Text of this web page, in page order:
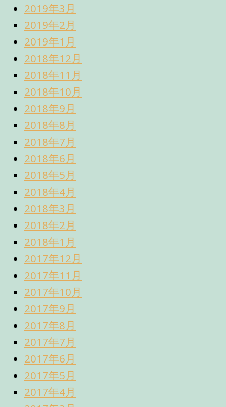
2019年3月
2019年2月
2019年1月
2018年12月
2018年11月
2018年10月
2018年9月
2018年8月
2018年7月
2018年6月
2018年5月
2018年4月
2018年3月
2018年2月
2018年1月
2017年12月
2017年11月
2017年10月
2017年9月
2017年8月
2017年7月
2017年6月
2017年5月
2017年4月